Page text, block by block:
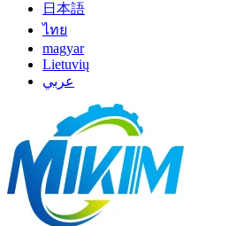
日本語
ไทย
magyar
Lietuvių
عربي